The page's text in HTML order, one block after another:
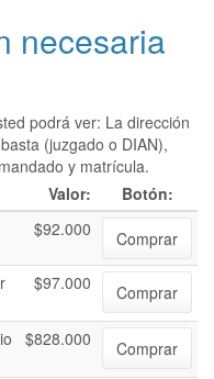
necesaria
podrá ver: La dirección
(juzgado o DIAN),
y matrícula.
Valor:
Botón:
$92.000
Comprar
$97.000 Comprar
$828.000 Comprar